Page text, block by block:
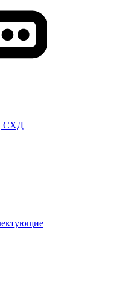
СХД